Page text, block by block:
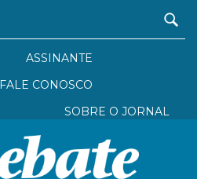
ASSINANTE
FALE CONOSCO
SOBRE O JORNAL